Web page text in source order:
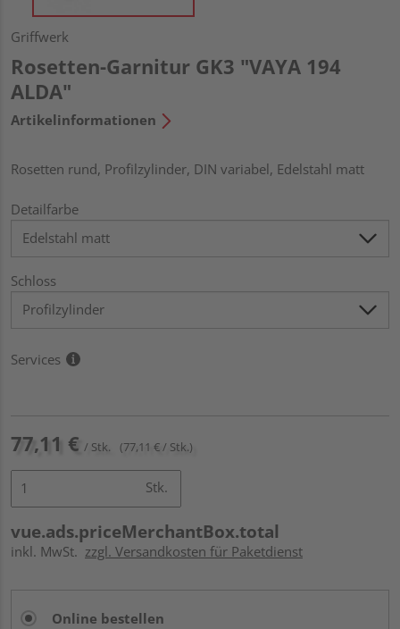
Griffwerk
Rosetten-Garnitur GK3 "VAYA 194
ALDA"
Artikelinformationen
Rosetten rund, Profilzylinder, DIN variabel, Edelstahl matt
Detailfarbe
Schloss
Services
77,11 € / Stk. (77,11 € / Stk.)
Stk.
vue.ads.priceMerchantBox.total
inkl. MwSt. zzgl. Versandkosten für Paketdienst
Online bestellen